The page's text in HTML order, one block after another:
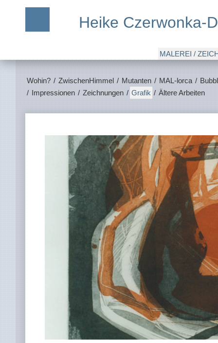
Heike Czerwonka-
MALEREI /
Wohin? / ZwischenHimmel / Mutanten / MAL-lorca /
/ Impressionen / Zeichnungen / Grafik / Ältere Arbeiten